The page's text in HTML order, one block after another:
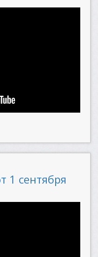
1 сентября